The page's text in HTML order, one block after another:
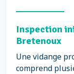
Inspection
Bretenoux
Une vidange
comprend